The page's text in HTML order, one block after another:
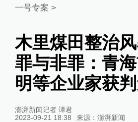
一号专案 >
木里煤田整治
罪与非罪：青
明等企业家获
澎湃新闻记者 谭君
2023-09-21 18:38
来源： 澎湃新闻